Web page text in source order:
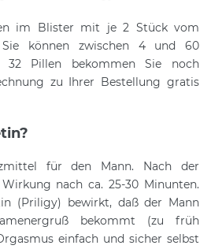
im Blister mit je 2 Stück vom
Sie können zwischen 4 und 60
32 Pillen bekommen Sie noch
zu Ihrer Bestellung gratis
für den Mann. Nach der
nach ca. 25-30 Minunten.
(Priligy) bewirkt, daß der Mann
bekommt (zu früh
einfach und sicher selbst